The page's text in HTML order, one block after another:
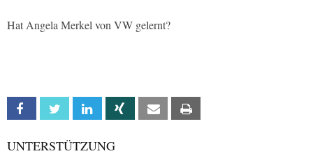
Hat Angela Merkel von VW gelernt?
Facebook Twitter Linkedin Xing Email
UNTERSTÜTZUNG